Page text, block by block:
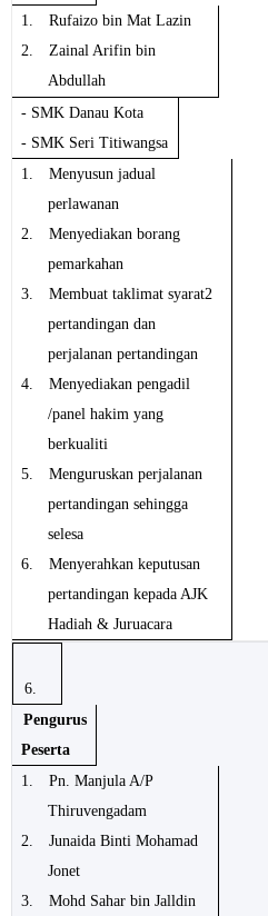
1.
Rufaizo bin Mat Lazin
2.
Zainal Arifin bin
Abdullah
- SMK Danau Kota
- SMK Seri Titiwangsa
1.
Menyusun jadual
perlawanan
2.
Menyediakan borang
pemarkahan
3.
Membuat taklimat syarat2
pertandingan dan
perjalanan pertandingan
4.
Menyediakan pengadil
/panel hakim yang
berkualiti
5.
Menguruskan perjalanan
pertandingan sehingga
selesa
6.
Menyerahkan keputusan
pertandingan kepada AJK
Hadiah & Juruacara
6.
Pengurus
Peserta
1.
Pn. Manjula A/P
Thiruvengadam
2.
Junaida Binti Mohamad
Jonet
3.
Mohd Sahar bin Jalldin